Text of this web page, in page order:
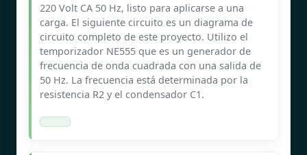
220 Volt CA 50 Hz, listo para aplicarse a una
carga. El siguiente circuito es un diagrama de
circuito completo de este proyecto. Utilizo el
temporizador NE555 que es un generador de
frecuencia de onda cuadrada con una salida de
50 Hz. La frecuencia está determinada por la
resistencia R2 y el condensador C1.